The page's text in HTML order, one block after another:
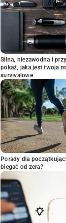
Silna, niezawodna i
pokaż, jaka jest twoja
survivalowe
Porady dla
biegać od zera?